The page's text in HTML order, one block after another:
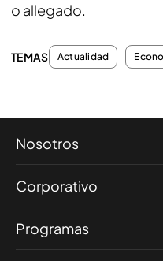
o allegado.
TEMAS Actualidad
Nosotros
Corporativo
Programas